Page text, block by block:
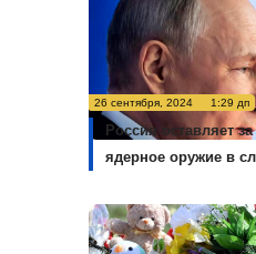
26 сентября, 2024 1:29 дп
Россия оставляет
ядерное оружие в